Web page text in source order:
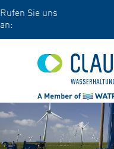
Skip
to
content
Rufen Sie uns
an: